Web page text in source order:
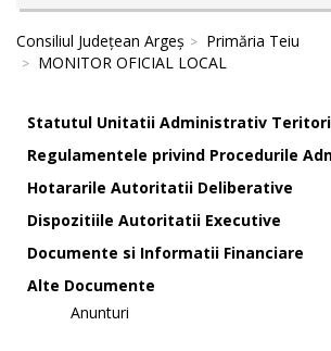
Consiliul Județean Argeș
Primăria Teiu
MONITOR OFICIAL LOCAL
Statutul Unitatii Administrativ
Regulamentele privind Procedurile
Hotararile Autoritatii Deliberative
Dispozitiile Autoritatii Executive
Documente si Informatii Financiare
Alte Documente
Anunturi